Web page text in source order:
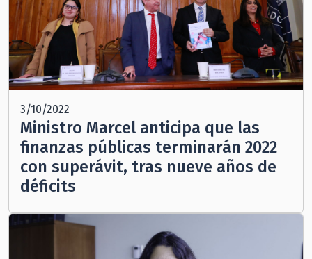
3/10/2022
Ministro Marcel anticipa que las
finanzas públicas terminarán 2022
con superávit, tras nueve años de
déficits